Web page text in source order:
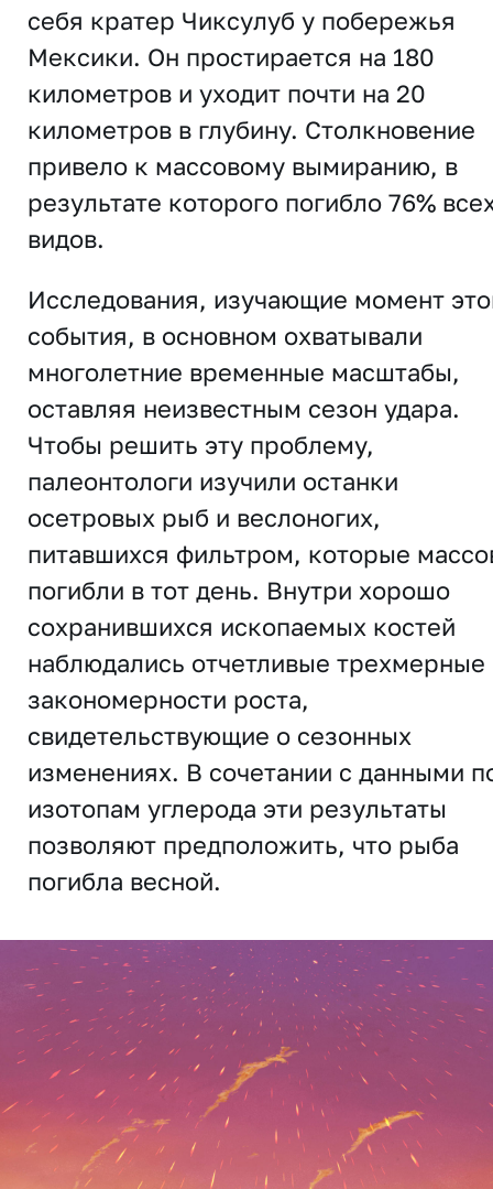
себя кратер Чиксулуб у побережья
Мексики. Он простирается на 180
километров и уходит почти на 20
километров в глубину. Столкновение
привело к массовому вымиранию, в
результате которого погибло 76%
видов.
Исследования, изучающие момент
события, в основном охватывали
многолетние временные масштабы,
оставляя неизвестным сезон удара.
Чтобы решить эту проблему,
палеонтологи изучили останки
осетровых рыб и веслоногих,
питавшихся фильтром, которые
погибли в тот день. Внутри хорошо
сохранившихся ископаемых костей
наблюдались отчетливые трехмерные
закономерности роста,
свидетельствующие о сезонных
изменениях. В сочетании с данными
изотопам углерода эти результаты
позволяют предположить, что рыба
погибла весной.